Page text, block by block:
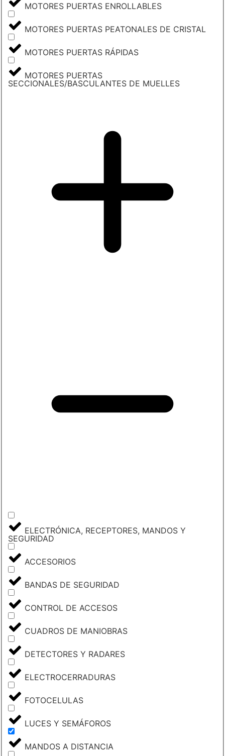
MOTORES PUERTAS ENROLLABLES
MOTORES PUERTAS PEATONALES DE CRISTAL
MOTORES PUERTAS RÁPIDAS
MOTORES PUERTAS
SECCIONALES/BASCULANTES DE MUELLES
ELECTRÓNICA, RECEPTORES, MANDOS Y
SEGURIDAD
ACCESORIOS
BANDAS DE SEGURIDAD
CONTROL DE ACCESOS
CUADROS DE MANIOBRAS
DETECTORES Y RADARES
ELECTROCERRADURAS
FOTOCELULAS
LUCES Y SEMÁFOROS
MANDOS A DISTANCIA